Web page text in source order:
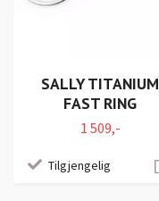
SALLY TITANIUM
FAST RING
1 509,-
Tilgjengelig